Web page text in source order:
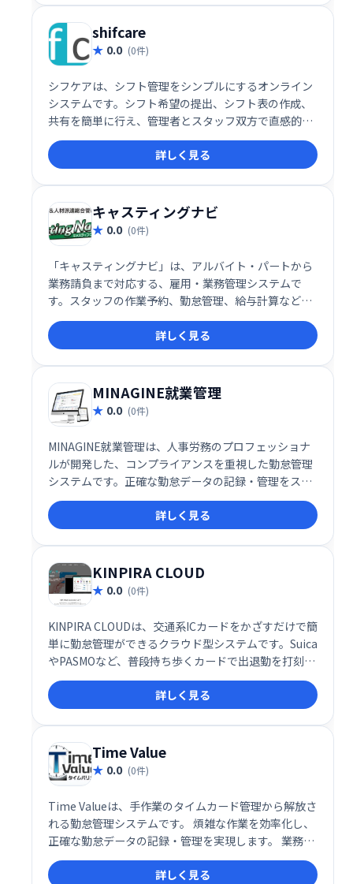
shifcare
0.0 (0件)
シフケアは、シフト管理をシンプルにするオンライン
システムです。シフト希望の提出、シフト表の作成、
共有を簡単に行え、管理者とスタッフ双方で直感的に
操作できます。月額一人30円という低価格で、難しい
設定も不要です。今すぐ、スムーズなシフト管理を始
めましょう！
詳しく見る
キャスティングナビ
0.0 (0件)
「キャスティングナビ」は、アルバイト・パートから
業務請負まで対応する、雇用・業務管理システムで
す。スタッフの作業予約、勤怠管理、給与計算などを
一元管理し、多様な雇用形態にも柔軟に対応します。
業務効率化とコスト削減を実現し、スムーズな人材管
理をサポートします。
詳しく見る
MINAGINE就業管理
0.0 (0件)
MINAGINE就業管理は、人事労務のプロフェッショナ
ルが開発した、コンプライアンスを重視した勤怠管理
システムです。正確な勤怠データの記録・管理をスム
ーズに行い、人事労務業務の効率化を支援します。安
心して利用できる、信頼性の高いシステムです。
詳しく見る
KINPIRA CLOUD
0.0 (0件)
KINPIRA CLOUDは、交通系ICカードをかざすだけで簡
単に勤怠管理ができるクラウド型システムです。Suica
やPASMOなど、普段持ち歩くカードで出退勤を打刻で
きます。登録スタッフ30名までは無料で利用可能で
す。面倒な操作がなく、スムーズな勤怠管理を実現し
ます。
詳しく見る
Time Value
0.0 (0件)
Time Valueは、手作業のタイムカード管理から解放さ
れる勤怠管理システムです。 煩雑な作業を効率化し、
正確な勤怠データの記録・管理を実現します。 業務の
効率化と精度の向上に貢献し、人事労務担当者の負担
を軽減します。
詳しく見る